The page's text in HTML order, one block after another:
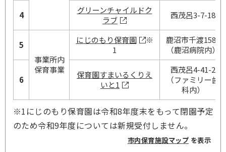
4
グリーンチャイルドク
ラブ
西茂呂3-7-18
5
事業所内
保育事業
にじのもり保育園
※
1
鹿沼市千渡1585
（鹿沼病院内）
6
保育園すまいるくりえ
いと1
西茂呂4-41-2
（ファミリー歯
科内）
※1にじのもり保育園は令和8年度末をもって閉園予定
のため令和9年度については新規受付しません。
市内保育施設マップ を表示